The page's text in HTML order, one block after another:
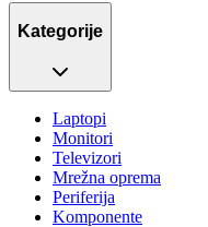
Kategorije
Laptopi
Monitori
Televizori
Mrežna oprema
Periferija
Komponente